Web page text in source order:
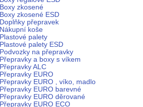
Boxy zkosené
Boxy zkosené ESD
Doplňky přepravek
Nákupní koše
Plastové palety
Plastové palety ESD
Podvozky na přepravky
Přepravky a boxy s víkem
Přepravky ALC
Přepravky EURO
Přepravky EURO , víko, madlo
Přepravky EURO barevné
Přepravky EURO děrované
Přepravky EURO ECO